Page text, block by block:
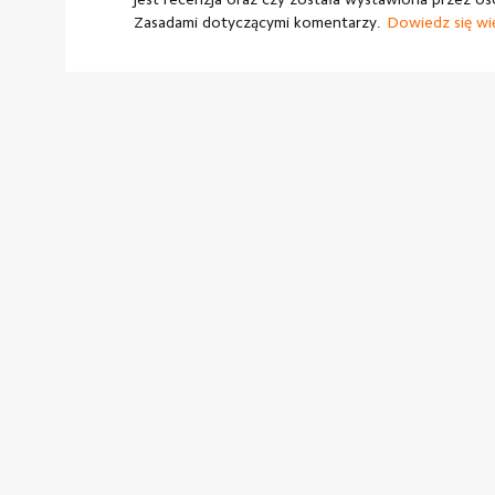
Zasadami dotyczącymi komentarzy.
Dowiedz się